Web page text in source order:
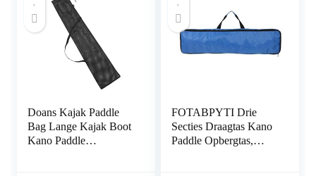
Doans Kajak Paddle
Bag Lange Kajak Boot
Kano Paddle
FOTABPYTI Drie
Secties Draagtas Kano
Paddle Opbergtas,